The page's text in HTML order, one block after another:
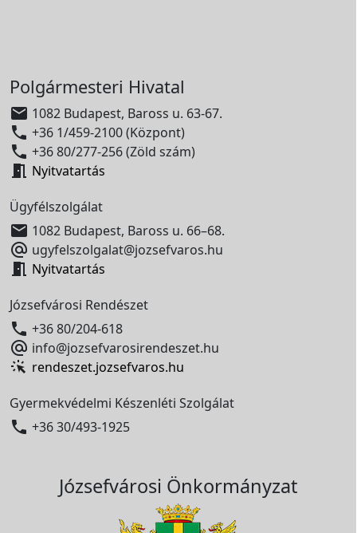
Polgármesteri Hivatal
 1082 Budapest, Baross u. 63-67.
 +36 1/459-2100 (Központ)
 +36 80/277-256 (Zöld szám)
 Nyitvatartás
Ügyfélszolgálat
 1082 Budapest, Baross u. 66–68.
 ugyfelszolgalat@jozsefvaros.hu
 Nyitvatartás
Józsefvárosi Rendészet
 +36 80/204-618
 info@jozsefvarosirendeszet.hu
rendeszet.jozsefvaros.hu
Gyermekvédelmi Készenléti Szolgálat
 +36 30/493-1925
Józsefvárosi Önkormányzat